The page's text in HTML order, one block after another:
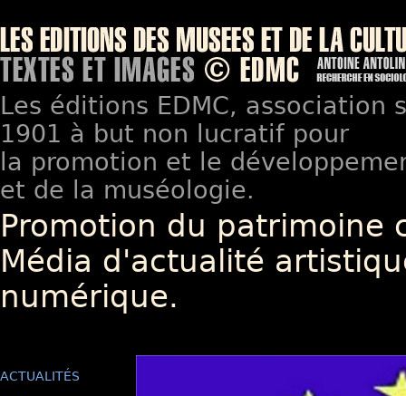
Les éditions EDMC, association
1901 à but non lucratif pour
la promotion et le
et de la muséologie.
Promotion du patrimoine
Média d'actualité
numérique.
ACTUALITÉS